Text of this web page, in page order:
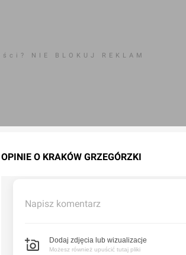
NIE BLOKUJ REKLAM
OPINIE O KRAKÓW GRZEGÓRZKI
Napisz komentarz
Dodaj zdjęcia lub wizualizacje
Możesz również upuścić tutaj pliki